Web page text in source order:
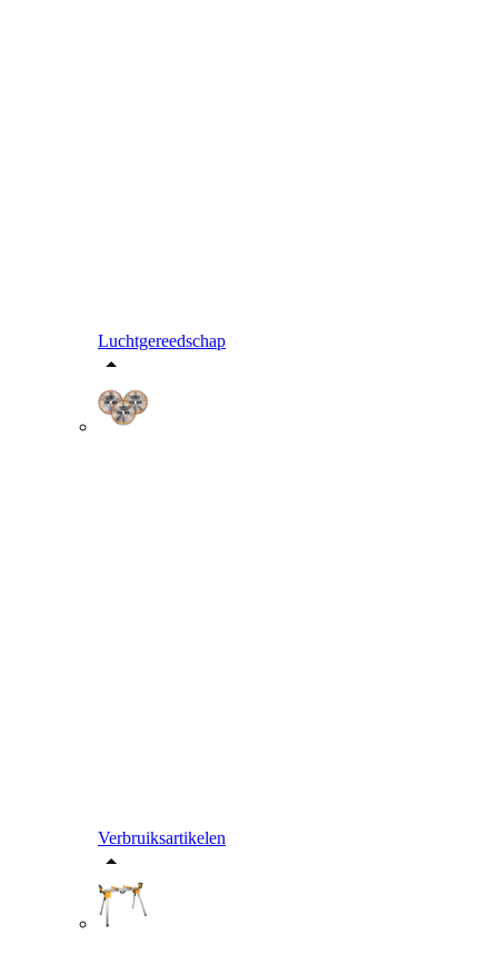
Luchtgereedschap
Verbruiksartikelen